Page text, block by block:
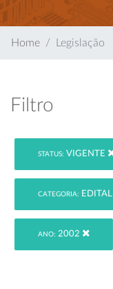
Home Legislação
Filtro
STATUS: VIGENTE
CATEGORIA: EDITAL
ANO: 2002